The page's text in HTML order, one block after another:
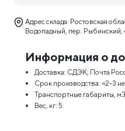
Адрес склада: Ростовская
Водопадный, пер. Рыбинский,
Информация о
Доставка: СДЭК, Почта
Срок производства: ≈2-3
Транспортные габариты,
Вес, кг: 5